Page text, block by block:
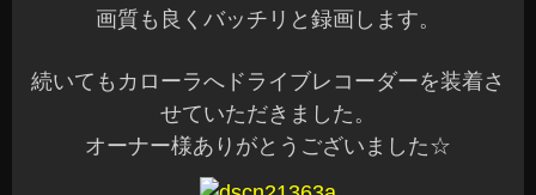
画質も良くバッチリと録画します。
続いてもカローラへドライブレコーダーを装着さ
せていただきました。
オーナー様ありがとうございました☆